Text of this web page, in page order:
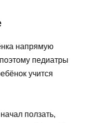
напрямую
педиатры
учится
ползать,